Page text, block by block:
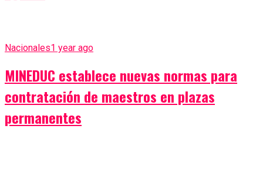
Nacionales1 year ago
MINEDUC establece nuevas normas para
contratación de maestros en plazas
permanentes